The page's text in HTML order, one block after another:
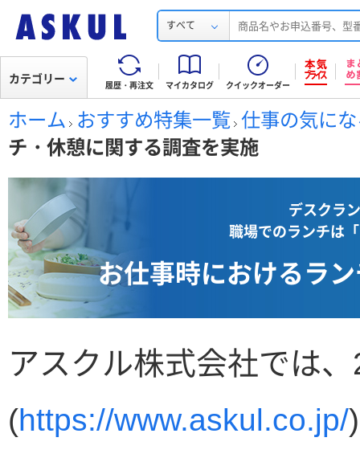
すべて
履歴・再注文 マイカタログ クイックオーダー
カテゴリー
ホーム おすすめ特集一覧 仕事の気に
チ・休憩に関する調査を実施
デスクラ
職場でのランチは
お仕事時におけるラ
アスクル株式会社では
(https://www.askul.co.jp/